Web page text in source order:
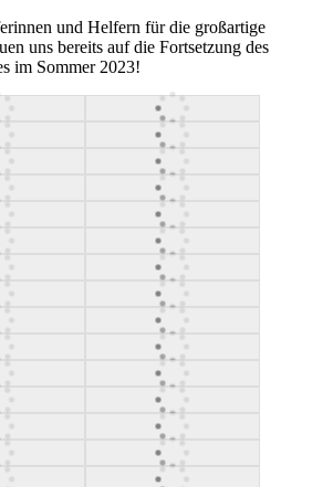
und Helfern für die großartige
uns bereits auf die Fortsetzung des
im Sommer 2023!